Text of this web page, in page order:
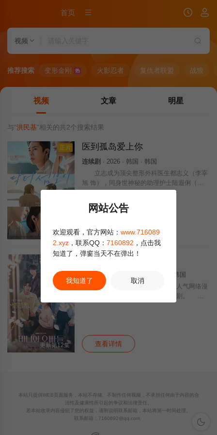
首页
视频
推荐搜索 变形金刚 热 火影忍者 复仇者联盟 战狼
视频 文章 明星
与“洪民基”相关的共2个搜索结果
正片
全12集
医到孤岛爱上你
连续剧 · 2026 · 韩国 · 韩国
立志成为顶尖整形外科医生都志义（李宰
旭 饰），同身世神秘的助理护士陆遐俐（辛
叡恩 饰），在命运安排下被分配到与世隔
绝、恶名昭彰的“平同岛”上工作。两个同样受
伤的灵魂，在艰难环境中共同成长，展开彼此
查看详情
更新第12集
芭妮与哥哥们
连续剧· 2025 · 韩国 · 喜剧 爱情 韩国
《被学长们包围的我》改编自同名人气网络漫
画，是一部以校园为背景的浪漫喜剧。 2
查看详情
深色模
本站只提供WEB页面服务，本站不存储、不制作任何视频，不承担任何由于内容的合
法性及健康性所引起的争议和法律责任。
若本站收录内容侵犯了您的权益，请附说明联系邮箱，本站将第一时间处理。
联系邮箱： 7160892@qq.com
网站公告
欢迎观看，官方网站： www.716089
2.xyz ，联系QQ： 7160892 ，点击我
知道了，弹窗当天不在弹出！
我知道了 取消